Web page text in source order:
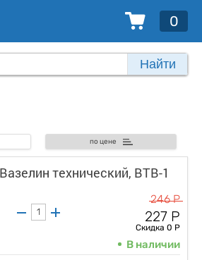
0
Найти
по цене
технический, ВТВ-1
246 Р
227 Р
Скидка 0 Р
В наличии